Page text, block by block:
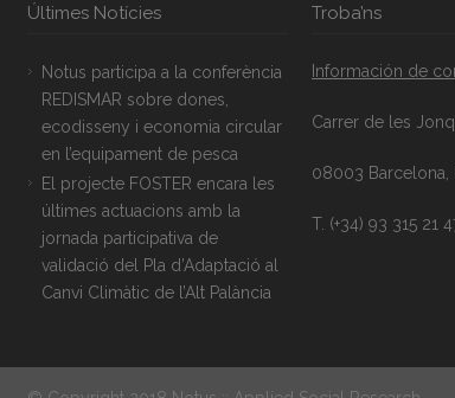
Últimes Notícies
Notus participa a la conferència
REDISMAR sobre dones,
ecodisseny i economia circular
en l’equipament de pesca
El projecte FOSTER encara les
últimes actuacions amb la
jornada participativa de
validació del Pla d’Adaptació al
Canvi Climàtic de l’Alt Palància
Troba’ns
Información de
Carrer de les
08003 Barcelona,
T. (+34) 93 315 21